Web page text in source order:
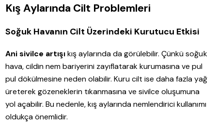
Kış Aylarında Cilt Problemleri
Soğuk Havanın Cilt Üzerindeki Kurutucu Etkisi
Ani sivilce artışıkış aylarında da görülebilir. Çünkü soğuk
hava, cildin nem bariyerini zayıflatarak kurumasına ve pul
pul dökülmesine neden olabilir. Kuru cilt ise daha fazla yağ
üreterek gözeneklerin tıkanmasına ve sivilce oluşumuna
yol açabilir. Bu nedenle, kış aylarında nemlendirici kullanımı
oldukça önemlidir.